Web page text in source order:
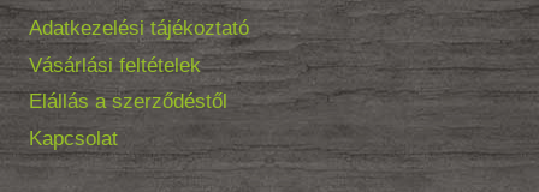
Adatkezelési tájékoztató
Vásárlási feltételek
Elállás a szerződéstől
Kapcsolat